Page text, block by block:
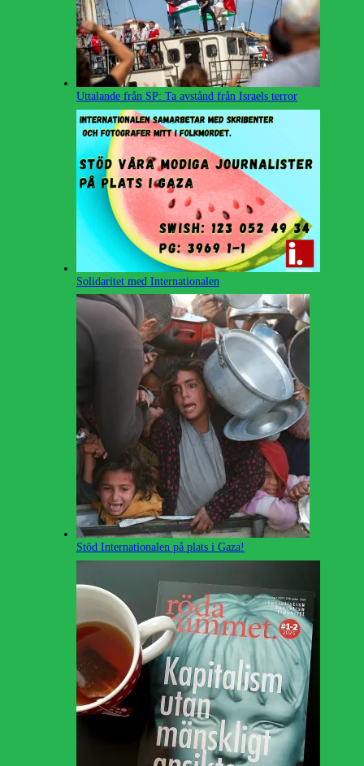
Uttalande från SP: Ta avstånd från Israels terror
Solidaritet med Internationalen
Stöd Internationalen på plats i Gaza!